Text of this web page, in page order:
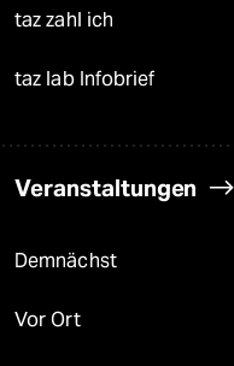
taz zahl ich
taz lab Infobrief
Veranstaltungen
Demnächst
Vor Ort